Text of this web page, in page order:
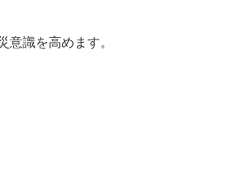
識を高めます。